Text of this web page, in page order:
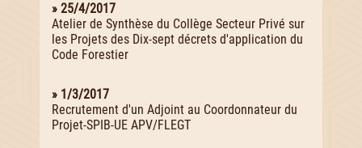
» 25/4/2017
Atelier de Synthèse du Collège Secteur Privé sur
les Projets des Dix-sept décrets d'application du
Code Forestier
» 1/3/2017
Recrutement d'un Adjoint au Coordonnateur du
Projet-SPIB-UE APV/FLEGT